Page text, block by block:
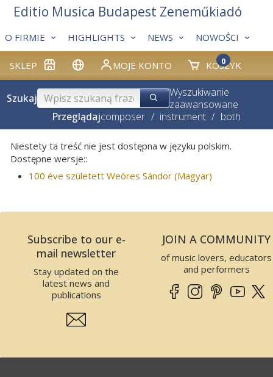
SKLEP MOJE KONTO KOSZYK
0
O FIRMIE HIGHLIGHTS NEWS NOWOŚCI
Editio Musica Budapest Zeneműkiadó
Szukaj
Wyszukiwanie
zaawansowane
Przeglądajcomposer / instrument / both
Niestety ta treść nie jest dostępna w języku polskim.
Dostępne wersje::
100 éve született Weöres Sándor (Magyar)
Subscribe to our e-
mail newsletter
Stay updated on the
latest news and
publications
JOIN A COMMUNITY
of music lovers, educators
and performers